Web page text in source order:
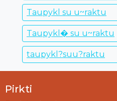
Taupykl su u~raktu
Taupykl� su u~raktu
taupykl?suu?raktu
Pirkti